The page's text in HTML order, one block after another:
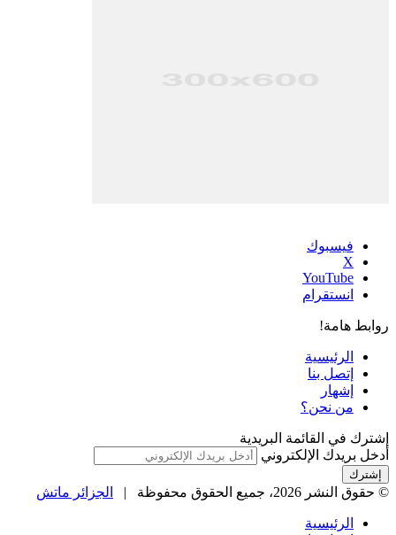
فيسبوك
‫X
‫YouTube
انستقرام
روابط هامة!
الرئيسية
إتصل بنا
إشهار
من نحن؟
إشترك في القائمة البريدية
أدخل بريدك الإلكتروني
© حقوق النشر 2026، جميع الحقوق محفوظة | الجزائر ماتش
الرئيسية